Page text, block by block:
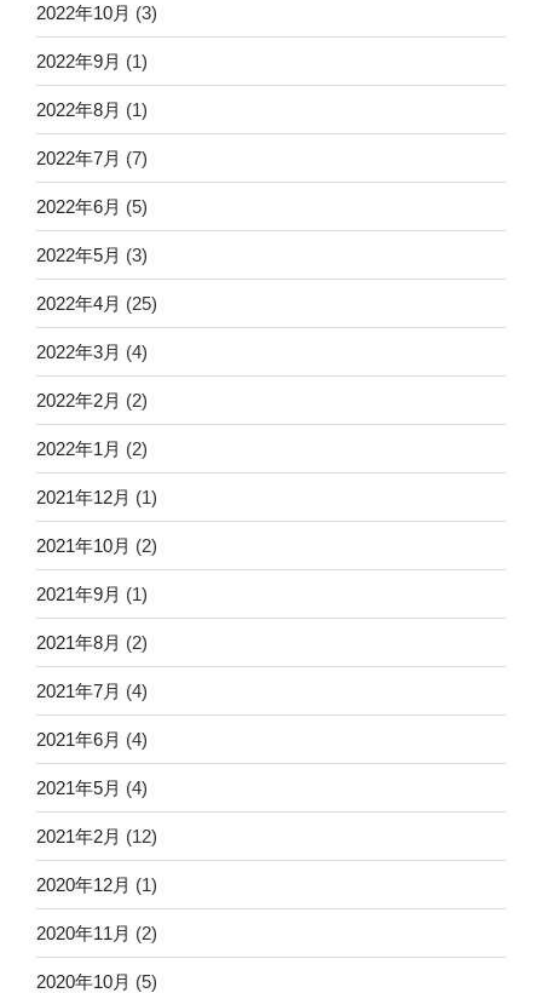
2022年10月 (3)
2022年9月 (1)
2022年8月 (1)
2022年7月 (7)
2022年6月 (5)
2022年5月 (3)
2022年4月 (25)
2022年3月 (4)
2022年2月 (2)
2022年1月 (2)
2021年12月 (1)
2021年10月 (2)
2021年9月 (1)
2021年8月 (2)
2021年7月 (4)
2021年6月 (4)
2021年5月 (4)
2021年2月 (12)
2020年12月 (1)
2020年11月 (2)
2020年10月 (5)